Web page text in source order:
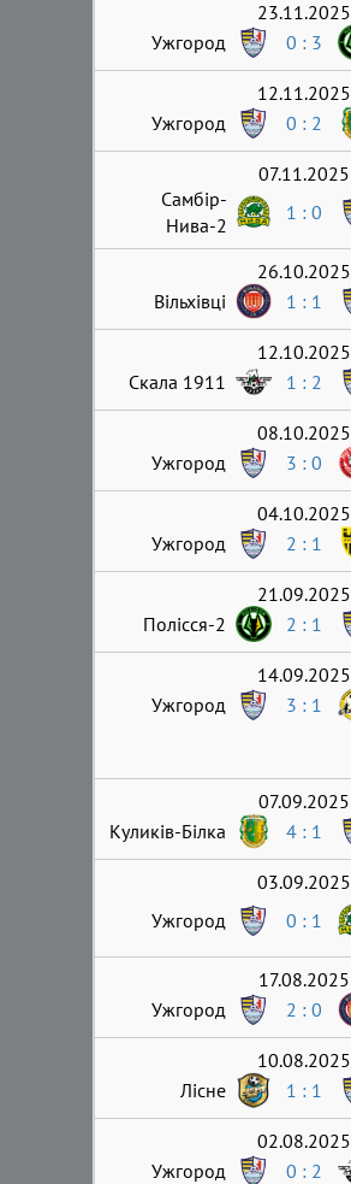
23.11.2025
Ужгород
0 : 3
12.11.2025
Ужгород
0 : 2
07.11.2025
Самбір-
Нива-2
1 : 0
26.10.2025
Вільхівці
1 : 1
12.10.2025
Скала 1911
1 : 2
08.10.2025
Ужгород
3 : 0
04.10.2025
Ужгород
2 : 1
21.09.2025
Полісся-2
2 : 1
14.09.2025
Ужгород
3 : 1
07.09.2025
Куликів-Білка
4 : 1
03.09.2025
Ужгород
0 : 1
17.08.2025
Ужгород
2 : 0
10.08.2025
Лісне
1 : 1
02.08.2025
Ужгород
0 : 2